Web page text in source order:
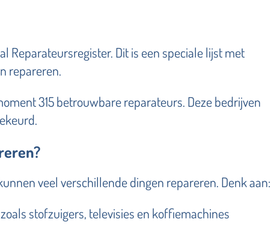
Reparateursregister. Dit is een speciale lijst met
repareren.
315 betrouwbare reparateurs. Deze bedrijven
veel verschillende dingen repareren. Denk aan:
stofzuigers, televisies en koffiemachines